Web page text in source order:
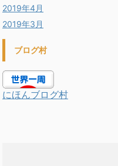
2019年4月
2019年3月
ブログ村
にほんブログ村